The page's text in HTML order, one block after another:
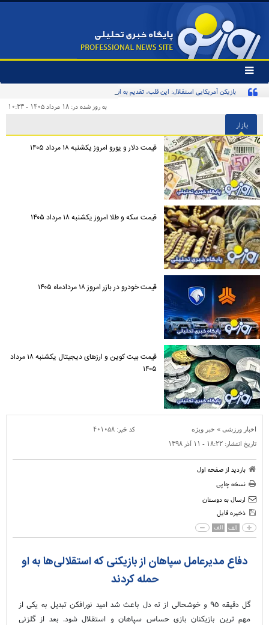
تغییر
وضعیت
منوی
ها
بازیکن آمریکایی استقلال: این قلب، تقدیم به استقلال و استقلالی‌ها/ تیم‌ملی ایران پیشنهاد
به روز شده در: ۱۸ مرداد ۱۴۰۵ - ۱۰:۳۳
بازار
قیمت دلار و یورو امروز یکشنبه ۱۸ مرداد ۱۴۰۵
قیمت سکه و طلا امروز یکشنبه ۱۸ مرداد ۱۴۰۵
قیمت خودرو در بازر امروز ۱۸ مردادماه ۱۴۰۵
قیمت بیت کوین و ارز‌های دیجیتال یکشنبه ۱۸ مرداد
۱۴۰۵
اخبار ورزشی » خبر ویژه کد خبر: ۴۰۱۰۵۸
تاریخ انتشار: ۱۸:۲۲ - ۱۱ آذر ۱۳۹۸
بازدید از صفحه اول
نسخه چاپی
ارسال به دوستان
ذخیره فایل
الف الف
دفاع مدیرعامل سپاهان از بازیکنی که استقلالی‌ها به او
حمله کردند
گل دقیقه ٩٥ و خوشحالی از ته دل باعث شد امید نورافکن تبدیل به یکی از
مهم ترین بازیکنان بازی حساس سپاهان و استقلال شود. بعد از گلزنی